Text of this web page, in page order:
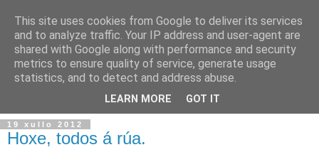
19 xullo 2012
Hoxe, todos á rúa.
This site uses cookies from Google to deliver its services
and to analyze traffic. Your IP address and user-agent are
shared with Google along with performance and security
metrics to ensure quality of service, generate usage
statistics, and to detect and address abuse.
LEARN MORE GOT IT